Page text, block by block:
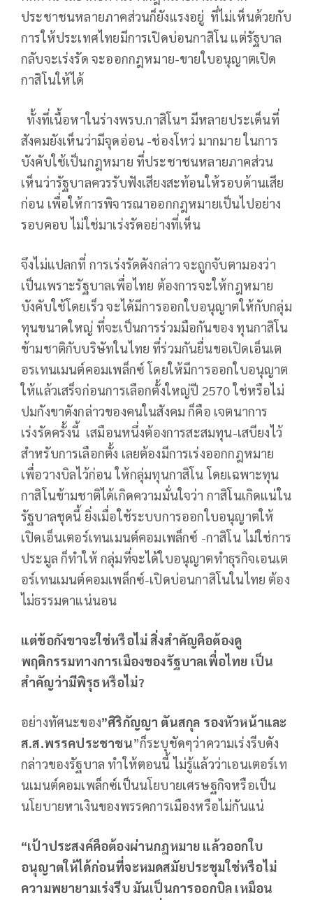
ประชาชนหลายภาคส่วนก็ยังแรงอยู่ ที่ไม่เห็นด้วยกับ
การให้ประเทศไทยมีการเปิดบ่อนกาสิโน แต่รัฐบาล
กลับจะเร่งรัด จะออกกฎหมาย-ขายใบอนุญาตเปิด
กาสิโนให้ได้
ทั้งที่เนื้อหาในร่างพรบ.กาสิโนฯ มีหลายประเด็นที่
สังคมยังเห็นว่ามีจุดอ่อน -ช่องโหว่ มากมาย ในการ
บังคับใช้เป็นกฎหมาย ที่ประชาชนหลายภาคส่วน
เห็นว่ารัฐบาลควรรับฟังเสียงสะท้อนให้รอบด้านเสีย
ก่อน เพื่อให้การพิจารณาออกกฎหมายเป็นไปอย่าง
รอบคอบ ไม่ใช่มาเร่งรัดอย่างที่เห็น
จึงไม่แปลกที่ การเร่งรัดดังกล่าว จะถูกจับตามองว่า
เป็นเพราะรัฐบาลเพื่อไทย ต้องการจะให้กฎหมาย
บังคับใช้โดยเร็ว จะได้มีการออกใบอนุญาตให้กับกลุ่ม
ทุนขนาดใหญ่ ที่จะเป็นการร่วมมือกันของ ทุนกาสิโน
ข้ามชาติกับบริษัทในไทย ที่ร่วมกันยื่นขอเปิดเอ็นเต
อรเทนเมนต์คอมเพล็กซ์ โดยให้มีการออกใบอนุญาต
ให้แล้วเสร็จก่อนการเลือกตั้งใหญ่ปี 2570 ใช่หรือไม่
ปมกังขาดังกล่าวของคนในสังคม ก็คือ เจตนาการ
เร่งรัดครั้งนี้ เสมือนหนึ่งต้องการสะสมทุน-เสบียงไว้
สำหรับการเลือกตั้ง เลยต้องมีการเร่งออกกฎหมาย
เพื่อวางบิลไว้ก่อน ให้กลุ่มทุนกาสิโน โดยเฉพาะทุน
กาสิโนข้ามชาติได้เกิดความมั่นใจว่า กาสิโนเกิดแน่ใน
รัฐบาลชุดนี้ ยิ่งเมื่อใช้ระบบการออกใบอนุญาตให้
เปิดเอ็นเตอร์เทนเมนต์คอมเพล็กซ์ -กาสิโน ไม่ใช่การ
ประมูล ก็ทำให้ กลุ่มที่จะได้ใบอนุญาตทำธุรกิจเอนเต
อร์เทนเมนต์คอมเพล็กซ์-เปิดบ่อนกาสิโนในไทย ต้อง
ไม่ธรรมดาแน่นอน
แต่ข้อกังขาจะใช่หรือไม่ สิ่งสำคัญคือต้องดู
พฤติกรรมทางการเมืองของรัฐบาลเพื่อไทย เป็น
สำคัญว่ามีพิรุธหรือไม่?
อย่างทัศนะของ”ศิริกัญญา ตันสกุล รองหัวหน้าและ
ส.ส.พรรคประชาชน”ก็ระบุชัดๆว่าความเร่งรีบดัง
กล่าวของรัฐบาล ทำให้ตอนนี้ ไม่รู้แล้วว่าเอนเตอร์เท
นเมนต์คอมเพล็กซ์เป็นนโยบายเศรษฐกิจหรือเป็น
นโยบายหาเงินของพรรคการเมืองหรือไม่กันแน่
“เป้าประสงค์คือต้องผ่านกฎหมาย แล้วออกใบ
อนุญาตให้ได้ก่อนที่จะหมดสมัยประชุมใช่หรือไม่
ความพยายามเร่งรีบ มันเป็นการออกบิล เหมือน